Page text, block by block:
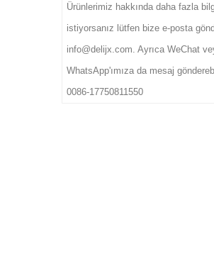
Ürünlerimiz hakkında daha fazla
istiyorsanız lütfen bize e-posta
info@delijx.com. Ayrıca WeChat
WhatsApp'ımıza da mesaj
0086-17750811550